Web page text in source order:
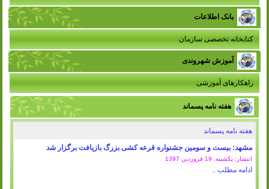
بانک اطلاعات
کتابخانه تخصصی سازمان
آموزش شهروندی
راهکارهای آموزشی
هفته نامه پسماند
هفته نامه پسماند
مشهد: بیست و سومین جشنواره قرعه کشی بزرگ بازیافت برگزار شد
انتشار: یکشنبه, 19 فروردين 1397
ادامه مطلب ..